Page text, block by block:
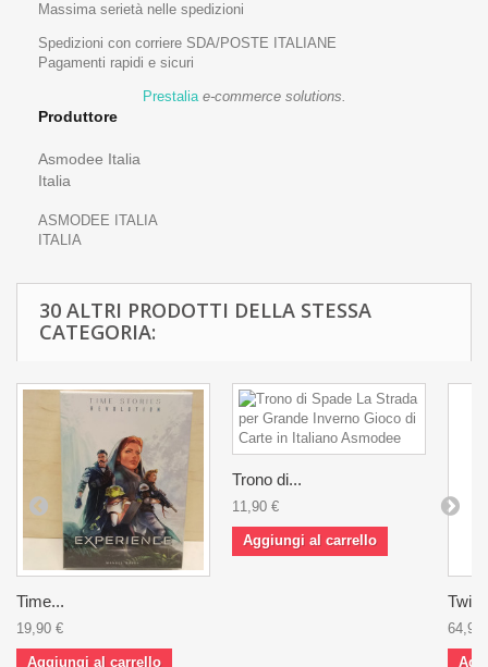
Massima serietà nelle spedizioni
Spedizioni con corriere SDA/POSTE ITALIANE
Pagamenti rapidi e sicuri
Prestalia e-commerce solutions.
Produttore
Asmodee Italia
Italia
ASMODEE ITALIA
ITALIA
30 ALTRI PRODOTTI DELLA STESSA
CATEGORIA:
Time...
19,90 €
Aggiungi al carrello
Trono di...
11,90 €
Aggiungi al carrello
64,90